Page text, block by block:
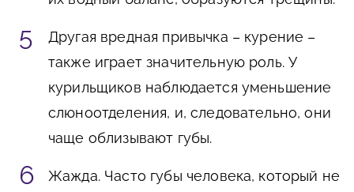
Другая вредная привычка – курение –
также играет значительную роль. У
курильщиков наблюдается уменьшение
слюноотделения, и, следовательно, они
чаще облизывают губы.
Жажда. Часто губы человека, который не